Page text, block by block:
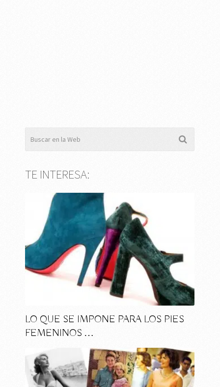
TE INTERESA:
LO QUE SE IMPONE PARA LOS PIES
FEMENINOS …